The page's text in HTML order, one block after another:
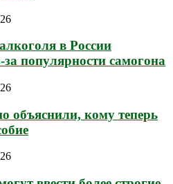
в России
популярности самогона
объяснили, кому теперь